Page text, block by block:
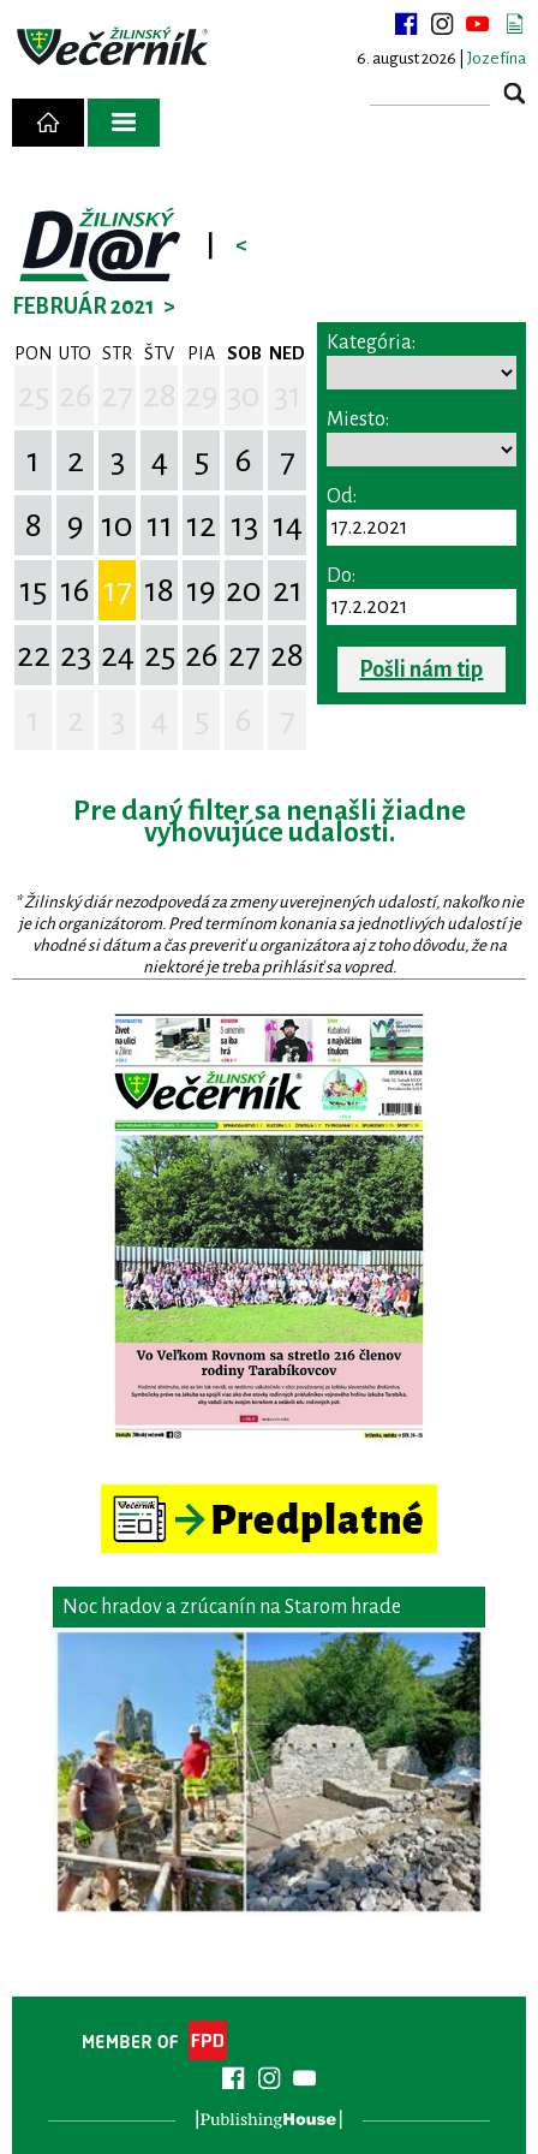
6. august 2026 | Jozefína
<
FEBRUÁR 2021 >
PON UTO STR ŠTV PIA SOB NED
1
2 3 4 5 6
7
8
9 10 11 12 13 14
15 16 17 18 19 20 21
22 23 24 25 26 27 28
Kategória:
Miesto:
Od:
Do:
Pošli nám tip
Pre daný filter sa nenašli žiadne
vyhovujúce udalosti.
* Žilinský diár nezodpovedá za zmeny uverejnených udalostí, nakoľko nie
je ich organizátorom. Pred termínom konania sa jednotlivých udalostí je
vhodné si dátum a čas preveriť u organizátora aj z toho dôvodu, že na
niektoré je treba prihlásiť sa vopred.
Noc hradov a zrúcanín na Starom hrade